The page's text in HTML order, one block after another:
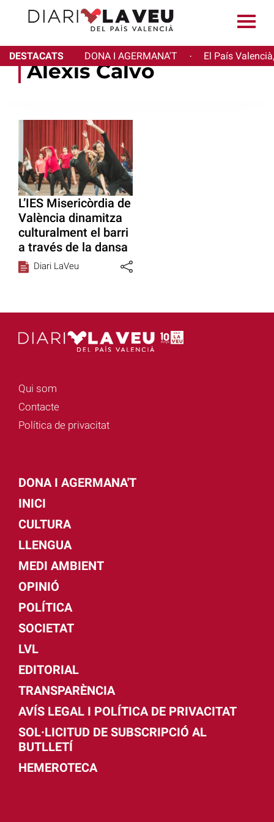
DESTACATS DONA I AGERMANA'T · El País
Alexis Calvo
L’IES Misericòrdia de
València dinamitza
culturalment el barri
a través de la dansa
Diari LaVeu
Qui som
Contacte
Política de privacitat
DONA I AGERMANA'T
INICI
CULTURA
LLENGUA
MEDI AMBIENT
OPINIÓ
POLÍTICA
SOCIETAT
LVL
EDITORIAL
TRANSPARÈNCIA
AVÍS LEGAL I POLÍTICA DE PRIVACITAT
SOL·LICITUD DE SUBSCRIPCIÓ AL
BUTLLETÍ
HEMEROTECA